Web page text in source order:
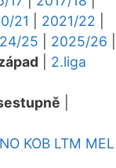
21 2021/22
25 2025/26
2.liga
KOB LTM MEL